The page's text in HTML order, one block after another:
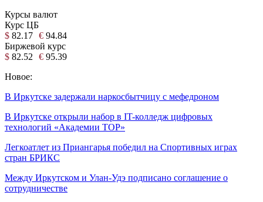
Курсы валют
Курс ЦБ
$ 82.17 € 94.84
Биржевой курс
$ 82.52 € 95.39
Новое:
В Иркутске задержали наркосбытчицу с мефедроном
В Иркутске открыли набор в IT-колледж цифровых
технологий «Академии ТОР»
Легкоатлет из Приангарья победил на Спортивных играх
стран БРИКС
Между Иркутском и Улан-Удэ подписано соглашение о
сотрудничестве